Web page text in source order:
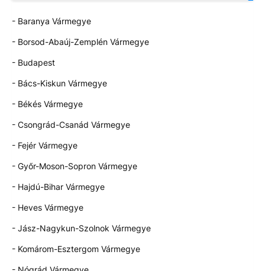
- Baranya Vármegye
- Borsod-Abaúj-Zemplén Vármegye
- Budapest
- Bács-Kiskun Vármegye
- Békés Vármegye
- Csongrád-Csanád Vármegye
- Fejér Vármegye
- Győr-Moson-Sopron Vármegye
- Hajdú-Bihar Vármegye
- Heves Vármegye
- Jász-Nagykun-Szolnok Vármegye
- Komárom-Esztergom Vármegye